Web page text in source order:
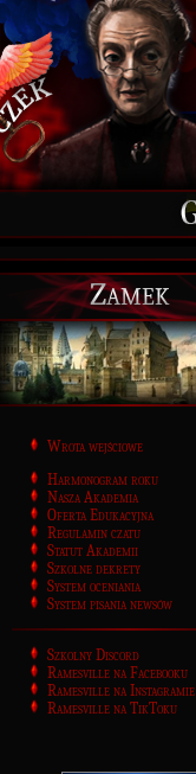
Zamek
Wrota wejściowe
Harmonogram roku
Nasza Akademia
Oferta Edukacyjna
Regulamin czatu
Statut Akademii
Szkolne dekrety
System oceniania
System pisania newsów
Szkolny Discord
Ramesville na Facebooku
Ramesville na Instagramie
Ramesville na TikToku